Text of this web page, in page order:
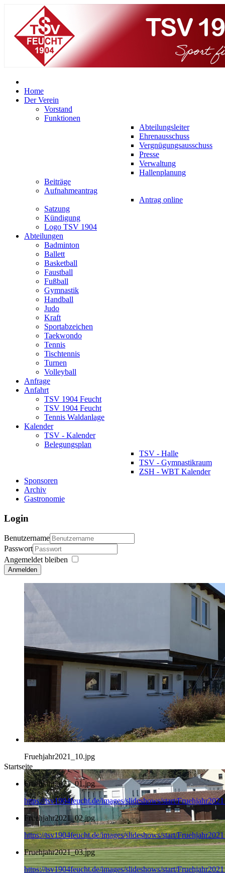
Home
Der Verein
Vorstand
Funktionen
Abteilungsleiter
Ehrenausschuss
Vergnügungsausschuss
Presse
Verwaltung
Hallenplanung
Beiträge
Aufnahmeantrag
Antrag online
Satzung
Kündigung
Logo TSV 1904
Abteilungen
Badminton
Ballett
Basketball
Faustball
Fußball
Gymnastik
Handball
Judo
Kraft
Sportabzeichen
Taekwondo
Tennis
Tischtennis
Turnen
Volleyball
Anfrage
Anfahrt
TSV 1904 Feucht
TSV 1904 Feucht
Tennis Waldanlage
Kalender
TSV - Kalender
Belegungsplan
TSV - Halle
TSV - Gymnastikraum
ZSH - WBT Kalender
Sponsoren
Archiv
Gastronomie
Login
Benutzername
Passwort
Angemeldet bleiben
Anmelden
Fruehjahr2021_10.jpg
Startseite
Fruehjahr2021_01.jpg
https://tsv1904feucht.de/images/slideshows/start/
Fruehjahr2021_02.jpg
https://tsv1904feucht.de/images/slideshows/start/
Fruehjahr2021_03.jpg
https://tsv1904feucht.de/images/slideshows/start/